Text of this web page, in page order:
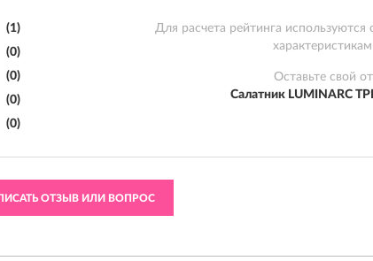
(1)
(0)
(0)
(0)
(0)
Для расчета рейтинга
Оставьте свой
Салатник LUMINARC
ОТЗЫВ ИЛИ ВОПРОС